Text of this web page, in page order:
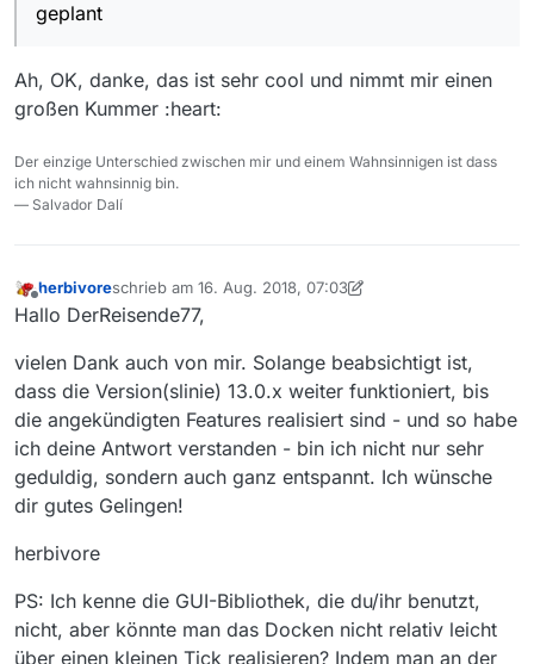
geplant
Ah, OK, danke, das ist sehr cool und nimmt mir einen
großen Kummer :heart:
Der einzige Unterschied zwischen mir und einem Wahnsinnigen ist dass
ich nicht wahnsinnig bin.
— Salvador Dalí
Offline
herbivoreschrieb am 16. Aug. 2018, 07:03
zuletzt editiert von herbivore
Hallo DerReisende77,
vielen Dank auch von mir. Solange beabsichtigt ist,
dass die Version(slinie) 13.0.x weiter funktioniert, bis
die angekündigten Features realisiert sind - und so habe
ich deine Antwort verstanden - bin ich nicht nur sehr
geduldig, sondern auch ganz entspannt. Ich wünsche
dir gutes Gelingen!
herbivore
PS: Ich kenne die GUI-Bibliothek, die du/ihr benutzt,
nicht, aber könnte man das Docken nicht relativ leicht
über einen kleinen Tick realisieren? Indem man an der